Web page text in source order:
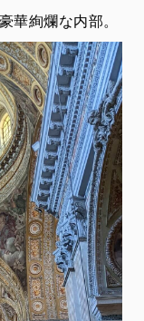
華絢爛な内部。